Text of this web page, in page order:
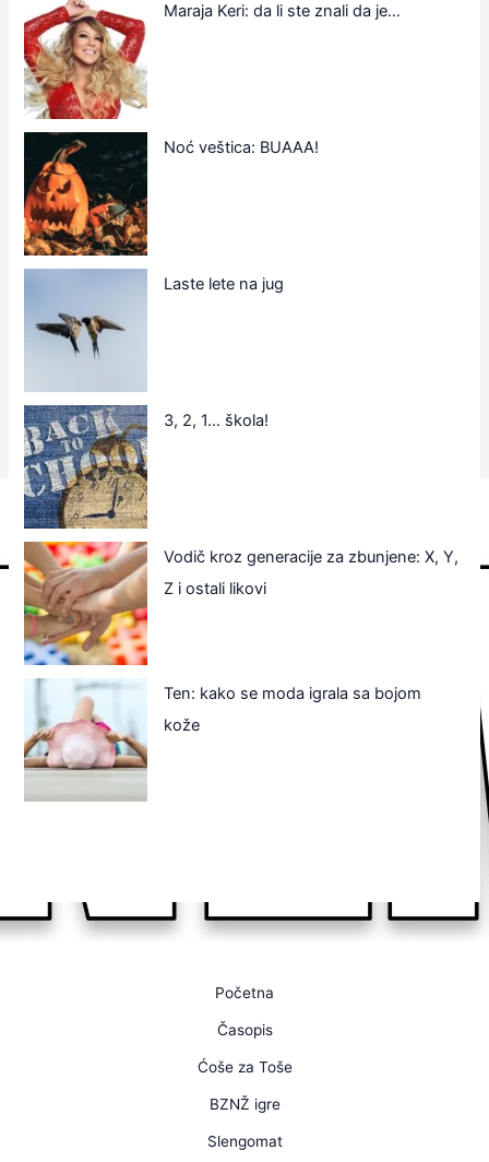
Maraja Keri: da li ste znali da je…
Noć veštica: BUAAA!
Laste lete na jug
3, 2, 1… škola!
Vodič kroz generacije za zbunjene: X, Y,
Z i ostali likovi
Ten: kako se moda igrala sa bojom
kože
Početna
Časopis
Ćoše za Toše
BZNŽ igre
Slengomat